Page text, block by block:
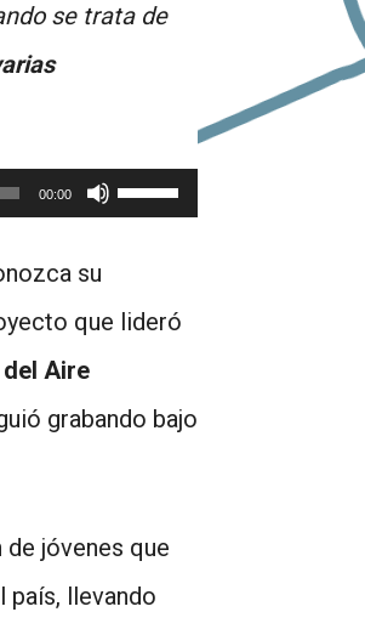
se trata de
00:00
Utiliza
de
arriba/abajo
su
que lideró
Aire
grabando bajo
jóvenes que
país, llevando